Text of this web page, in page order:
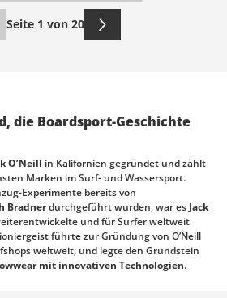
Seite 1 von 20
die Boardsport-Geschichte
O’Neill in Kalifornien gegründet und zählt
Marken im Surf- und Wassersport.
Experimente bereits von
Bradnerdurchgeführt wurden, war es Jack
und für Surfer weltweit
führte zur Gründung von O’Neill
weltweit, und legte den Grundstein
mit innovativen Technologien.